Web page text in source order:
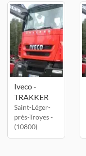
Iveco -
TRAKKER
Saint-Léger-
près-Troyes -
(10800)